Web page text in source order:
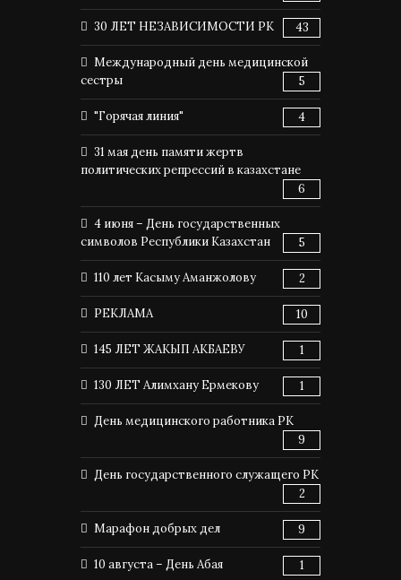
30 ЛЕТ НЕЗАВИСИМОСТИ РК 43
Международный день медицинской
сестры
5
"Горячая линия" 4
31 мая день памяти жертв
политических репрессий в казахстане
6
4 июня – День государственных
символов Республики Казахстан
5
110 лет Касыму Аманжолову 2
РЕКЛАМА 10
145 ЛЕТ ЖАКЫП АКБАЕВУ 1
130 ЛЕТ Алимхану Ермекову 1
День медицинского работника РК
9
День государственного служащего РК
2
Марафон добрых дел 9
10 августа – День Абая 1